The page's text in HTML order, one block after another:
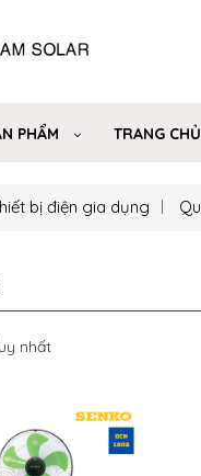
PHẨM TRANG CHỦ
bị điện gia dụng
nhất